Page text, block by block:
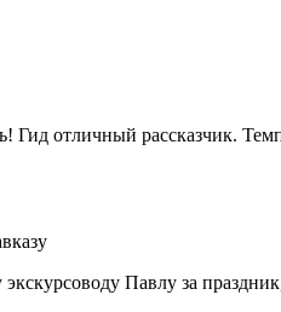
Гид отличный рассказчик.
Павлу за